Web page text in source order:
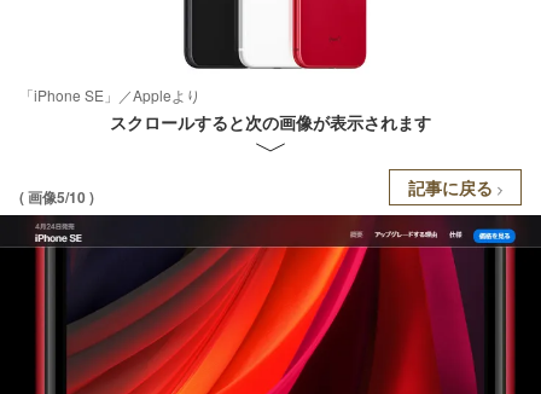
「iPhone SE」／Appleより
スクロールすると次の画像が表示されます
( 画像5/10 ) 記事に戻る